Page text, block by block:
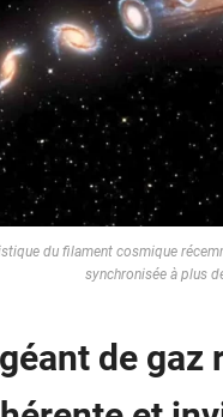
du filament cosmique
synchronisée à plus
de gaz